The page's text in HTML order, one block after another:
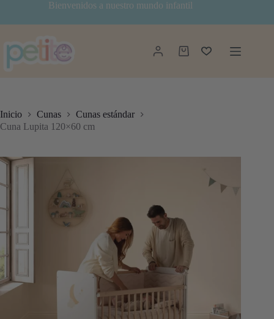
contenido
Bienvenidos a nuestro mundo infantil
Carro
Inicio Cunas
Cunas estándar
Cuna Lupita 120×60 cm